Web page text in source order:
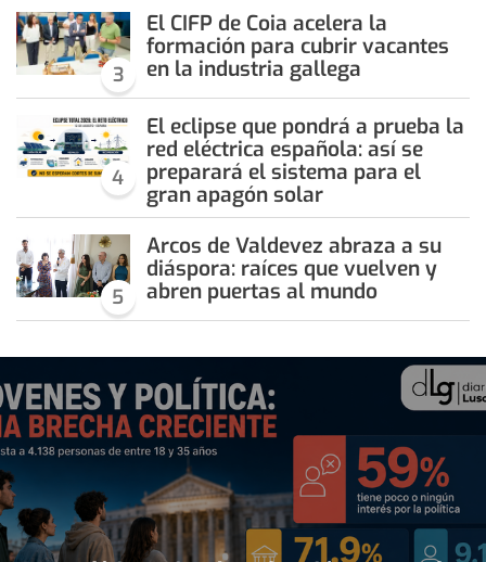
3
El CIFP de Coia acelera la
formación para cubrir vacantes
en la industria gallega
4
El eclipse que pondrá a prueba la
red eléctrica española: así se
preparará el sistema para el
gran apagón solar
5
Arcos de Valdevez abraza a su
diáspora: raíces que vuelven y
abren puertas al mundo